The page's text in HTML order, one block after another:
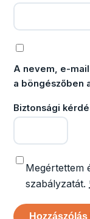
A nevem, e-
a böngészőben
Biztonsági
Megértettem
szabályzatát.